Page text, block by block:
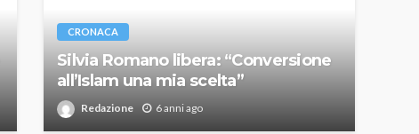
CRONACA
Silvia Romano libera: “Conversione
all’Islam una mia scelta”
Redazione 6 anni ago